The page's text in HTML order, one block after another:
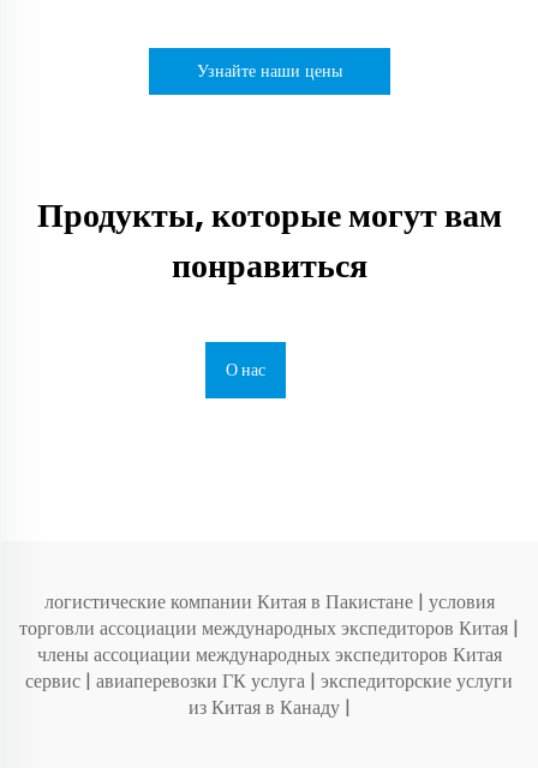
Узнайте наши цены
Продукты, которые могут вам
понравиться
О нас
логистические компании Китая в Пакистане | условия
торговли ассоциации международных экспедиторов Китая |
члены ассоциации международных экспедиторов Китая
сервис | авиаперевозки ГК услуга | экспедиторские услуги
из Китая в Канаду |